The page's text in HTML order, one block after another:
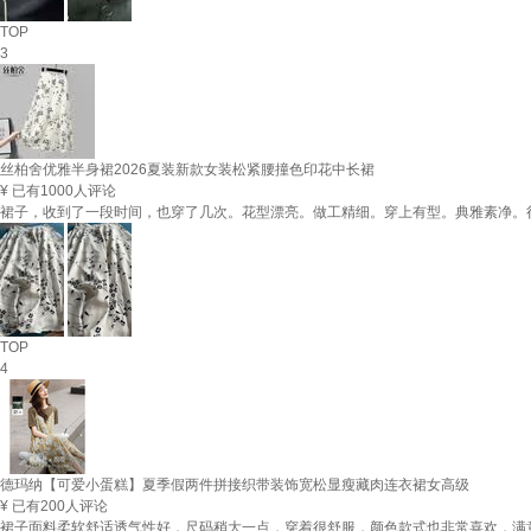
TOP
3
丝柏舍优雅半身裙2026夏装新款女装松紧腰撞色印花中长裙
¥ 已有1000人评论
裙子，收到了一段时间，也穿了几次。花型漂亮。做工精细。穿上有型。典雅素净。
TOP
4
德玛纳【可爱小蛋糕】夏季假两件拼接织带装饰宽松显瘦藏肉连衣裙女高级
¥ 已有200人评论
裙子面料柔软舒适透气性好，尺码稍大一点，穿着很舒服，颜色款式也非常喜欢，满